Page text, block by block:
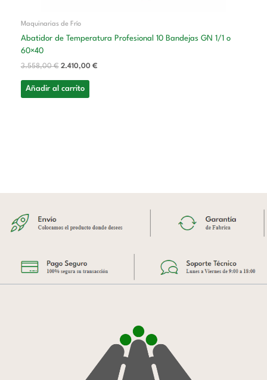
Maquinarias de Frío
Abatidor de Temperatura Profesional 10 Bandejas GN 1/1 o
60×40
3.558,00€ 2.410,00 €
Añadir al carrito